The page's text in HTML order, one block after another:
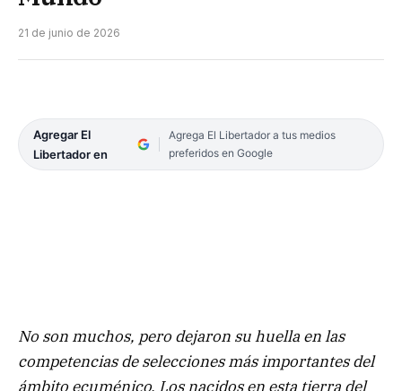
21 de junio de 2026
Agregar El
Libertador en
Agrega El Libertador a tus medios
preferidos en Google
No son muchos, pero dejaron su huella en las
competencias de selecciones más importantes del
ámbito ecuménico. Los nacidos en esta tierra del